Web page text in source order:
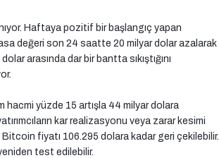
Haftaya pozitif bir başlangıç yapan
değeri son 24 saatte 20 milyar dolar azalarak
arasında dar bir bantta sıkıştığını
yüzde 15 artışla 44 milyar dolara
kar realizasyonu veya zarar kesimi
fiyatı 106.295 dolara kadar geri çekilebilir.
test edilebilir.